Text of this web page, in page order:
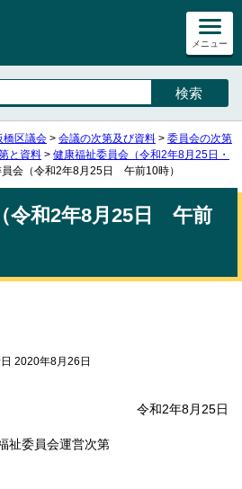
メニュー
橋区議会 > 会議の次第及び資料 > 委員会の次第
と資料 > 健康福祉委員会（令和2年8月25日・
会（令和2年8月25日 午前10時）
令和2年8月25日 午前
2020年8月26日
令和2年8月25日
祉委員会運営次第